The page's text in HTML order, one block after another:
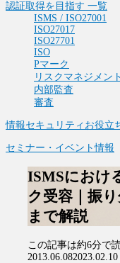
認証取得を目指す 一覧
ISMS / ISO27001
ISO27017
ISO27701
ISO
Pマーク
リスクマネジメント
内部監査
審査
情報セキュリティお役立
セミナー・イベント情報
ISMSにおけ
ク受容｜振
まで解説
この記事は約6分で
2013.06.082023.02.10